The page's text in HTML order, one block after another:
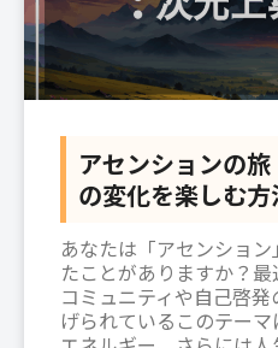
アセンションの
の変化を楽しむ方
あなたは「アセンショ
たことがありますか？
コミュニティや自己啓
げられているこのテー